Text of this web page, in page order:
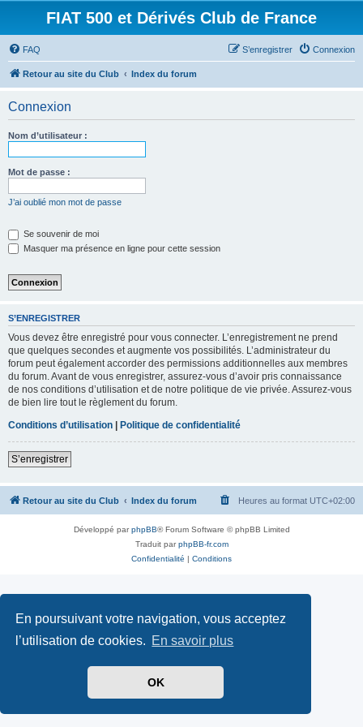
En poursuivant votre navigation, vous acceptez
l’utilisation de cookies. En savoir plus
OK
FIAT 500 et Dérivés Club de France
FAQ Connexion
S’enregistrer
Retour au site du Club Index du forum
Connexion
Nom d’utilisateur :
Mot de passe :
J’ai oublié mon mot de passe
Se souvenir de moi
Masquer ma présence en ligne pour cette session
S’ENREGISTRER
Vous devez être enregistré pour vous connecter. L’enregistrement ne prend
que quelques secondes et augmente vos possibilités. L’administrateur du
forum peut également accorder des permissions additionnelles aux membres
du forum. Avant de vous enregistrer, assurez-vous d’avoir pris connaissance
de nos conditions d’utilisation et de notre politique de vie privée. Assurez-vous
de bien lire tout le règlement du forum.
Conditions d’utilisation | Politique de confidentialité
S’enregistrer
Retour au site du Club Index du forum Heures au format UTC+02:00
Développé parphpBB® Forum Software © phpBB Limited
Traduit parphpBB-fr.com
Confidentialité | Conditions